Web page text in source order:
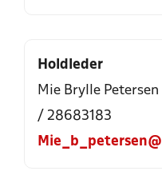
Holdleder
Mie Brylle Petersen
/ 28683183